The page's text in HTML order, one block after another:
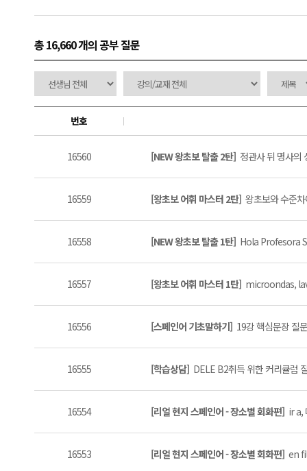
총 16,660 개의 공부 질문
번호
16560 [NEW 왕초보 탈출 2탄] 정관사 뒤 명사의
16559 [왕초보 어휘 마스터 2탄] 왕초보와 수준
16558 [NEW 왕초보 탈출 1탄] Hola Profesora
16557 [왕초보 어휘 마스터 1탄] microondas,
16556 [스페인어 기초말하기] 19강 핵심문장 질
16555 [학습상담] DELE B2취득 위한 커리큘럼
16554 [리얼 현지 스페인어 - 장소별 회화편] ir a,
16553 [리얼 현지 스페인어 - 장소별 회화편] en